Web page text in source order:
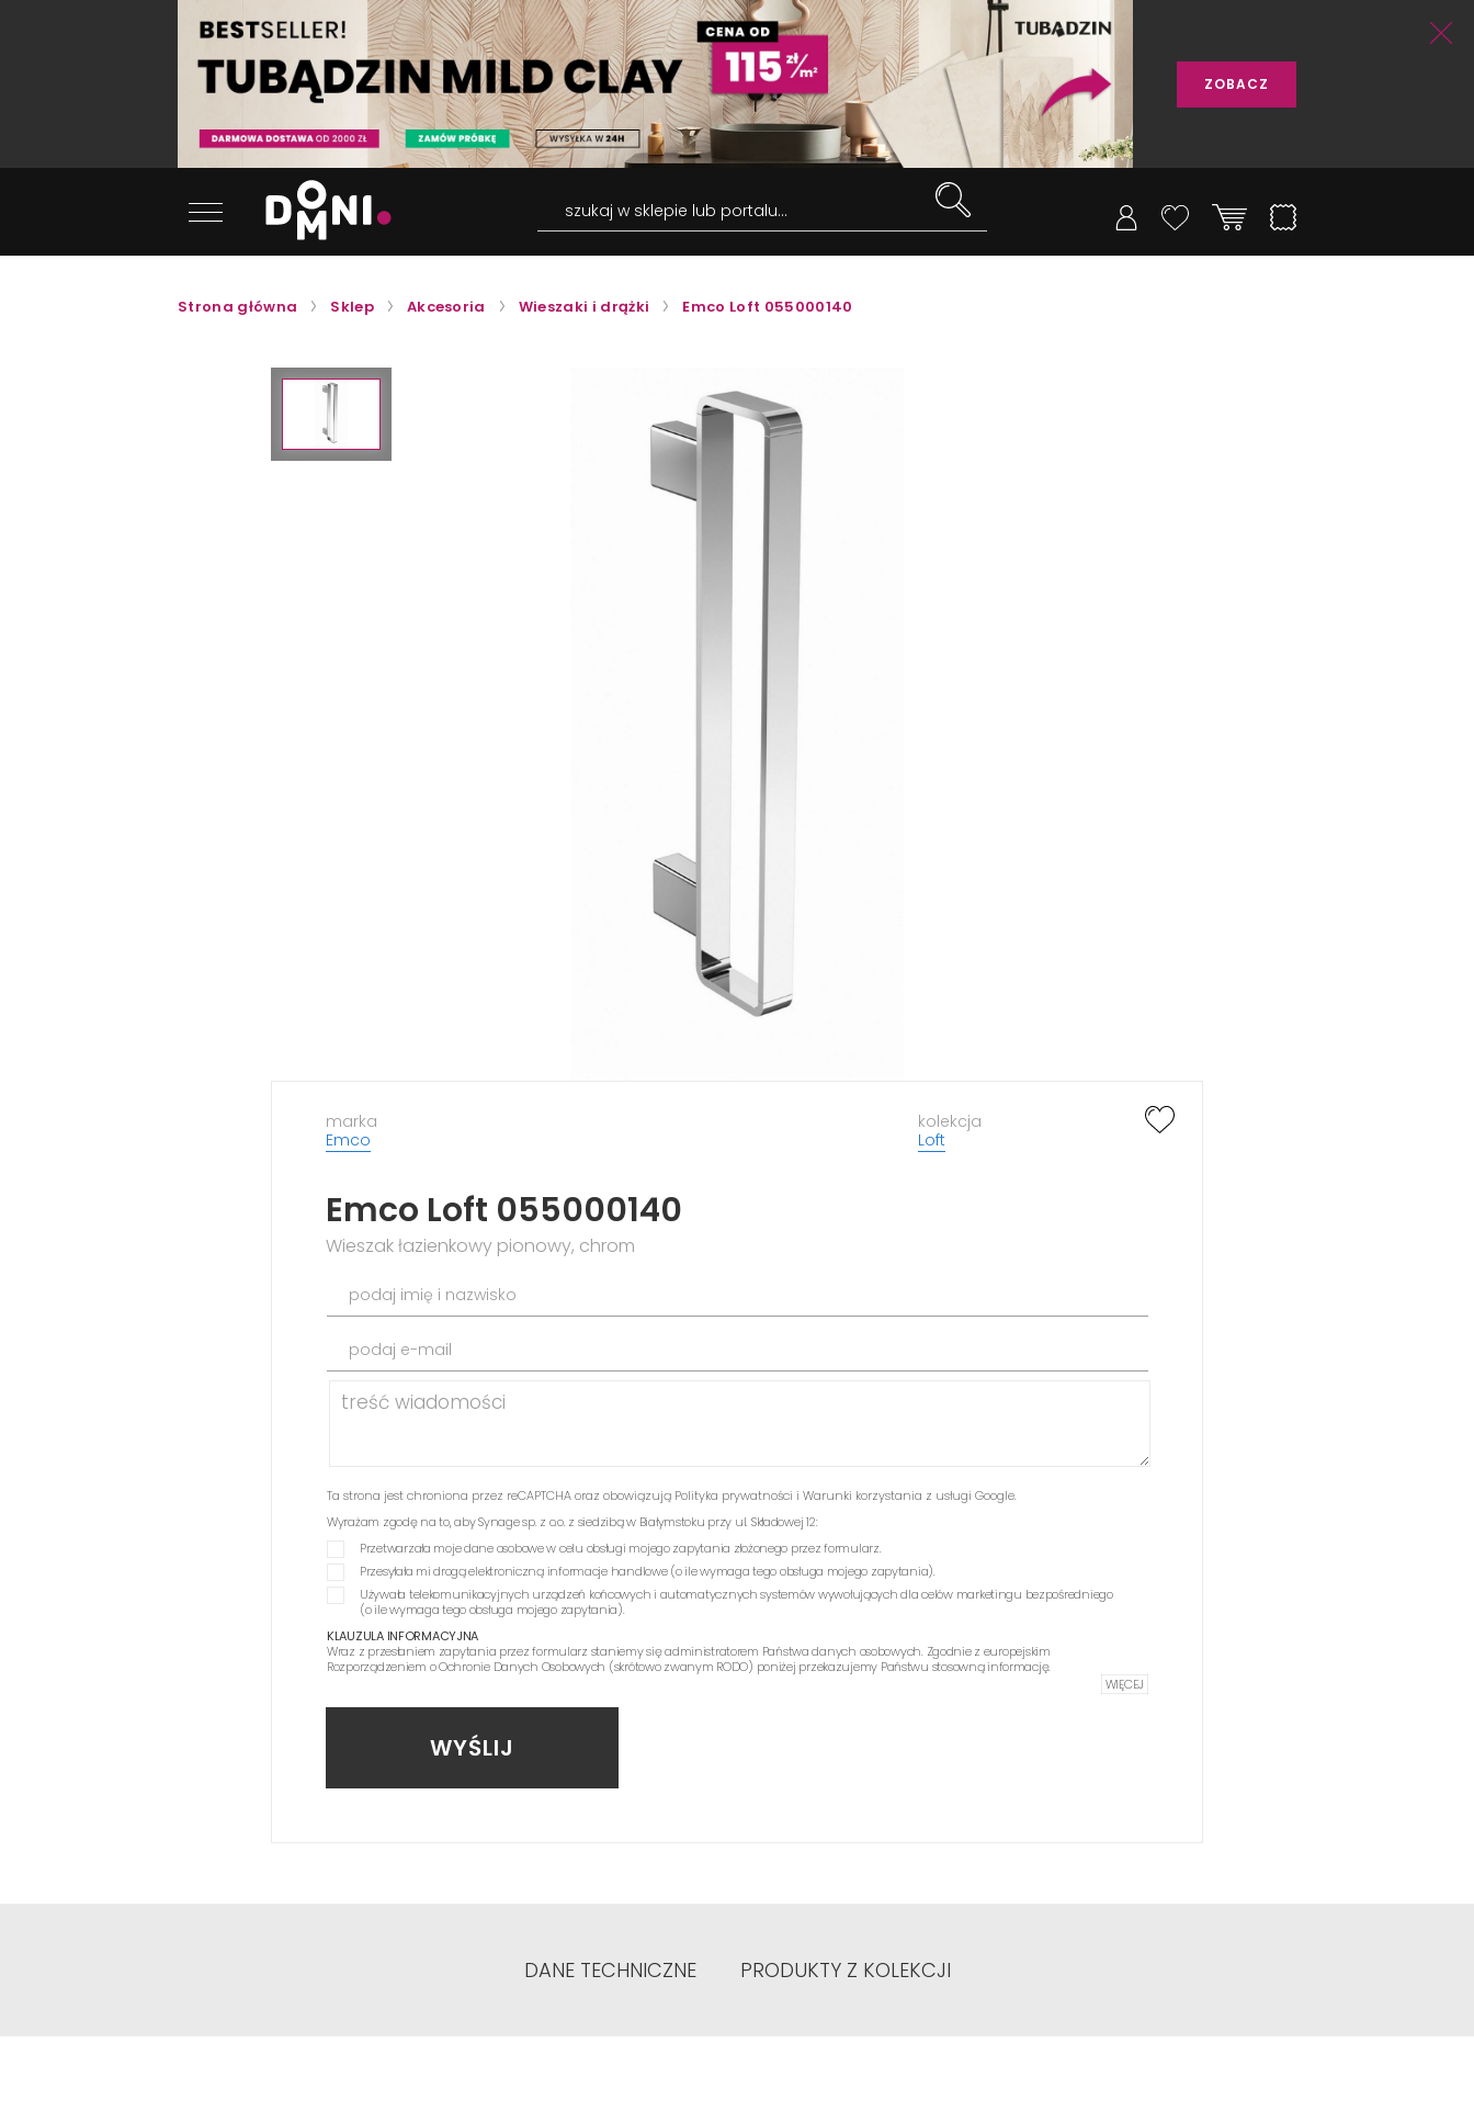
ZOBACZ
szukaj w sklepie lub portalu...
Strona główna Sklep Akcesoria Wieszaki i drążki Emco Loft 055000140
marka
Emco
kolekcja
Loft
Emco Loft 055000140
Wieszak łazienkowy pionowy, chrom
podaj imię i nazwisko
podaj e-mail
Ta strona jest chroniona przez reCAPTCHA oraz obowiązują Polityka prywatności i Warunki korzystania z usługi Google.
Wyrażam zgodę na to, aby Synage sp. z o.o. z siedzibą w Białymstoku przy ul. Składowej 12:
Przetwarzała moje dane osobowe w celu obsługi mojego zapytania złożonego przez formularz.
Przesyłała mi drogą elektroniczną informacje handlowe (o ile wymaga tego obsługa mojego zapytania).
Używała telekomunikacyjnych urządzeń końcowych i automatycznych systemów wywołujących dla celów marketingu bezpośredniego
(o ile wymaga tego obsługa mojego zapytania).
KLAUZULA INFORMACYJNA
Wraz z przesłaniem zapytania przez formularz staniemy się administratorem Państwa danych osobowych. Zgodnie z europejskim
Rozporządzeniem o Ochronie Danych Osobowych (skrótowo zwanym RODO) poniżej przekazujemy Państwu stosowną informację.
WIĘCEJ
WYŚLIJ
DANE TECHNICZNE PRODUKTY Z KOLEKCJI